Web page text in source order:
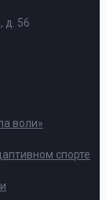
д. 56
воли»
спорте